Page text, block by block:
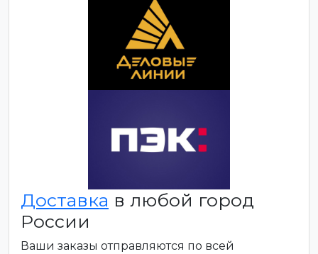
Доставка в любой город
России
Ваши заказы отправляются по всей